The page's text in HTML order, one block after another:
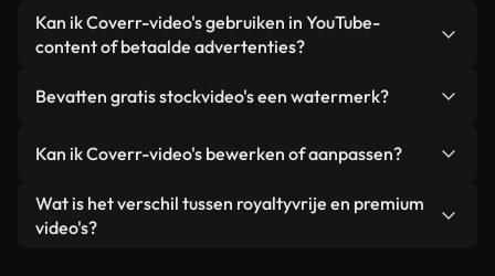
statistieken zoals LCP verbeterd.
enkele seconden een gepersonaliseerde video die
voldoet aan onze licentievoorwaarden.
Naamsvermelding is niet vereist. Alle video's in
onze stockbibliotheek zijn royaltyvrij en kunnen
hoewel dit altijd op prijs wordt gesteld.
Kan ik Coverr-video's gebruiken in YouTube-
content of betaalde advertenties?
gebruikt in YouTube-video's met advertentie-
advertenties van klanten, zolang je de beelden
een losstaand product.
Bevatten gratis stockvideo's een watermerk?
zijn of door AI gegenereerd – bevat watermerken.
Je krijgt schoon, direct bruikbaar beeldmateriaal.
Kan ik Coverr-video's bewerken of aanpassen?
Ja. Je mag onze video's inkorten, bijsnijden of
remixen. Zorg er wel voor dat het eindproduct
Wat is het verschil tussen royaltyvrije en premium
video's?